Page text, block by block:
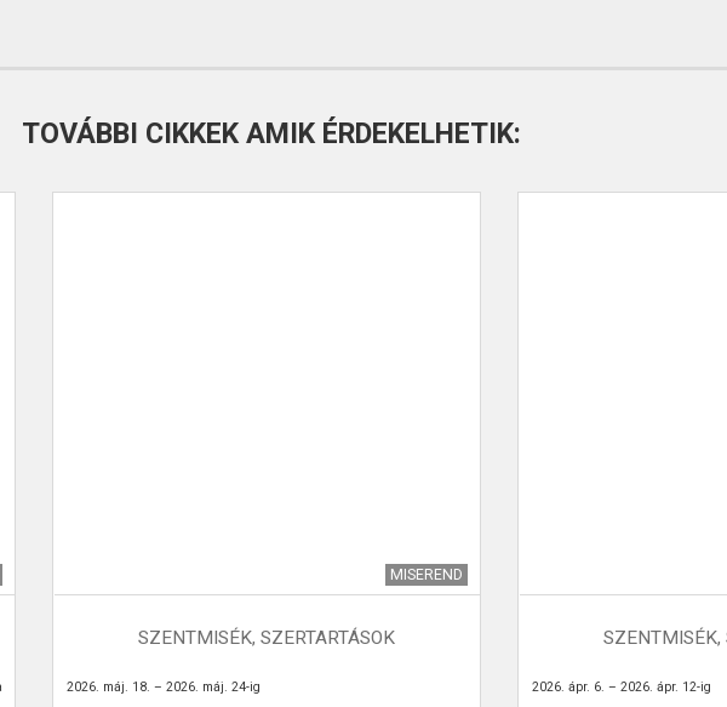
TOVÁBBI CIKKEK AMIK ÉRDEKELHETIK:
MISEREND
SZENTMISÉK, SZERTARTÁSOK
2026. máj. 18. – 2026. máj. 24-ig
SZENTMISÉK,
2026. ápr. 6. – 2026. ápr. 12-ig